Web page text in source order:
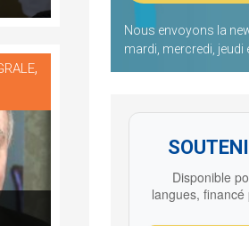
,
Nous envoyons la
mardi, mercredi, jeudi
Disponible
langues,